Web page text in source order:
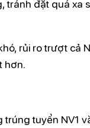
tránh đặt quá xa
rủi ro trượt cả
hơn.
tuyển NV1